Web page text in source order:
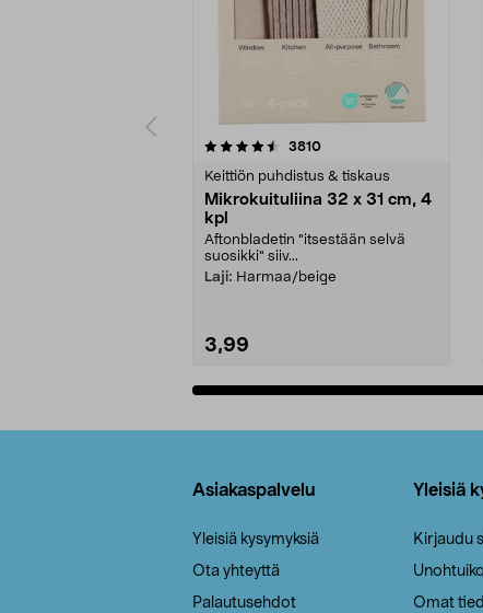
3810arvostelut
Keittiön puhdistus & tiskaus
Mikrokuituliina 32 x 31 cm, 4
kpl
Aftonbladetin "itsestään selvä
suosikki" siiv...
Laji: Harmaa/beige
3,99
4.5viidestä
Asiakaspalvelu
Yleisiä kysymyksiä
Ota yhteyttä
Palautusehdot
Yleisiä
Kirjaudu
Omat